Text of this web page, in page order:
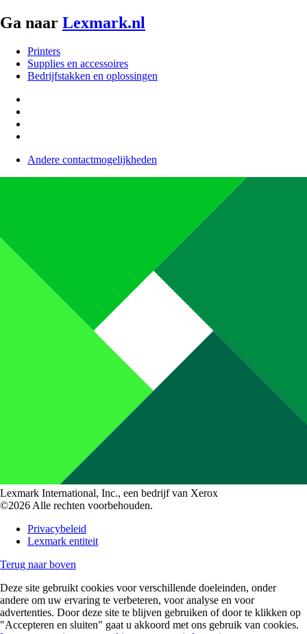
Ga naar Lexmark.nl
Printers
Supplies en accessoires
Bedrijfstakken en oplossingen
Andere contactmogelijkheden
Lexmark International, Inc., een bedrijf van Xerox
©2026 Alle rechten voorbehouden.
Privacybeleid
Lexmark entiteit
Terug naar boven
Deze site gebruikt cookies voor verschillende doeleinden, onder
andere om uw ervaring te verbeteren, voor analyse en voor
advertenties. Door deze site te blijven gebruiken of door te klikken op
"Accepteren en sluiten" gaat u akkoord met ons gebruik van cookies.